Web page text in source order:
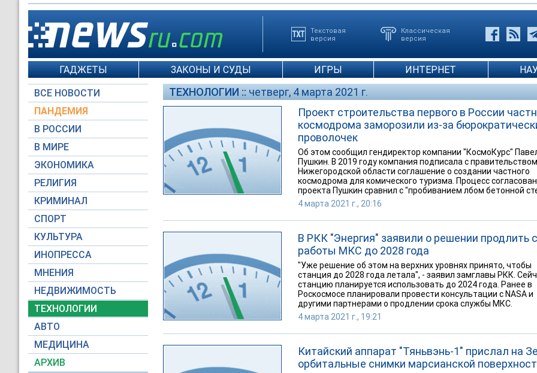
Текстовая
версия
Классическая
версия
ГАДЖЕТЫ ЗАКОНЫ И СУДЫ ИГРЫ ИНТЕРНЕТ
ВСЕ НОВОСТИ
ПАНДЕМИЯ
В РОССИИ
В МИРЕ
ЭКОНОМИКА
РЕЛИГИЯ
КРИМИНАЛ
СПОРТ
КУЛЬТУРА
ИНОПРЕССА
МНЕНИЯ
НЕДВИЖИМОСТЬ
ТЕХНОЛОГИИ
АВТО
МЕДИЦИНА
АРХИВ
ТЕХНОЛОГИИ :: четверг, 4 марта 2021 г.
Проект строительства первого в России
космодрома заморозили из-за
проволочек
Об этом сообщил гендиректор компании "КосмоКурс"
Пушкин. В 2019 году компания подписала с правительством
Нижегородской области соглашение о создании частного
космодрома для комического туризма. Процесс
проекта Пушкин сравнил с "пробиванием лбом бетонной
4 марта 2021 г., 20:16
В РКК "Энергия" заявили о решении продлить
работы МКС до 2028 года
"Уже решение об этом на верхних уровнях принято, чтобы
станция до 2028 года летала", - заявил замглавы РКК.
станцию планируется использовать до 2024 года. Ранее в
Роскосмосе планировали провести консультации с NASA и
другими партнерами о продлении срока службы МКС.
4 марта 2021 г., 19:21
Китайский аппарат "Тяньвэнь-1" прислал на
орбитальные снимки марсианской